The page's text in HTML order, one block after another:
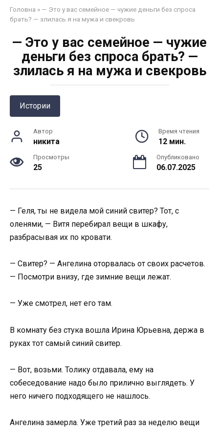
Головна » — Это у вас семейное — чужие деньги без спроса
брать? — злилась я на мужа и свекровь
— Это у вас семейное — чужие
деньги без спроса брать? —
злилась я на мужа и свекровь
Истории
Автор
никита
Время чтения
12 мин.
Просмотры
25
Опубликовано
06.07.2025
— Геля, ты не видела мой синий свитер? Тот, с
оленями, — Витя перебирал вещи в шкафу,
разбрасывая их по кровати.
— Свитер? — Ангелина оторвалась от своих расчетов.
— Посмотри внизу, где зимние вещи лежат.
— Уже смотрел, нет его там.
В комнату без стука вошла Ирина Юрьевна, держа в
руках тот самый синий свитер.
— Вот, возьми. Толику отдавала, ему на
собеседование надо было прилично выглядеть. У
него ничего подходящего не нашлось.
Ангелина замерла. Уже третий раз за неделю вещи